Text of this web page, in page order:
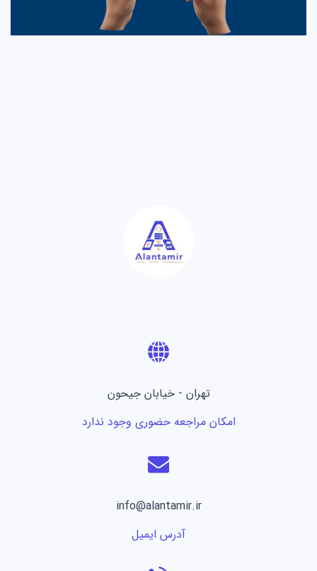
تهران - خیابان جیحون
امکان مراجعه حضوری وجود ندارد
info@alantamir.ir
آدرس ایمیل